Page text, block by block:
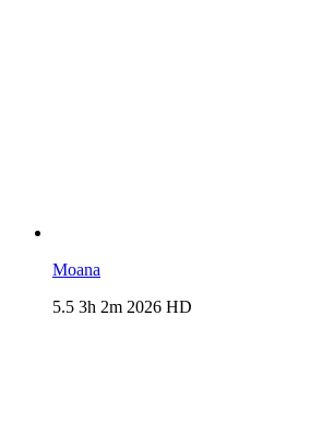
Moana
5.5 3h 2m 2026 HD